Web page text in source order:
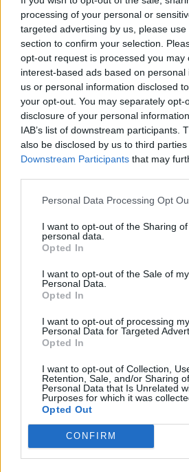
processing of your personal or
targeted advertising by us, please
section to confirm your selection.
opt-out request is processed you may
interest-based ads based on
us or personal information disclosed
your opt-out. You may separately opt-
disclosure of your personal
IAB’s list of downstream participants.
also be disclosed by us to third
Downstream Participants that may
Personal Data Processing Opt
I want to opt-out of the Sharing
personal data.
Opted In
I want to opt-out of the Sale of my
Personal Data.
Opted In
I want to opt-out of processing my
Personal Data for Targeted
Opted In
I want to opt-out of Collection,
Retention, Sale, and/or Sharing
Personal Data that Is Unrelated
Purposes for which it was
Opted Out
CONFIRM
Trending Comments
Este é um Porsche 911
que todos podem
13/03/2024
Vídeo – Tesla
nada assim!
13/05/2024
O Toyota mais
Vídeo – Os renovados
12/02/2024
Sobre
Noticias do setor automóvel, novidades e
Informação importante